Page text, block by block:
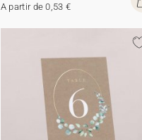
A partir de 0,53 €